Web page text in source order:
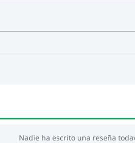
Nadie ha escrito una reseña